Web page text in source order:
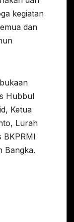
kegiatan
dan
Hubbul
Ketua
Lurah
BKPRMI
Bangka.